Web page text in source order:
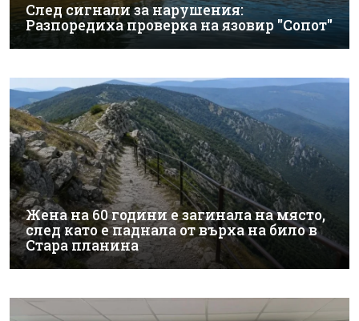
След сигнали за нарушения:
Разпоредиха проверка на язовир "Сопот"
Жена на 60 години е загинала на място,
след като е паднала от върха на било в
Стара планина